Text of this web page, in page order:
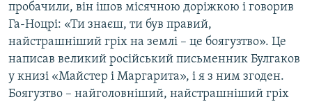
пробачили, він ішов місячною доріжкою і говорив
Га-Ноцрі: «Ти знаєш, ти був правий,
найстрашніший гріх на землі – це боягузтво». Це
написав великий російський письменник Булгаков
у книзі «Майстер і Маргарита», і я з ним згоден.
Боягузтво – найголовніший, найстрашніший гріх